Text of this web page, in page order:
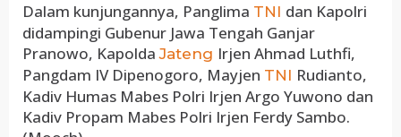
Dalam kunjungannya, Panglima TNI dan Kapolri
didampingi Gubenur Jawa Tengah Ganjar
Pranowo, KapoldaJateng Irjen Ahmad Luthfi,
Pangdam IV Dipenogoro, Mayjen TNI Rudianto,
Kadiv Humas Mabes Polri Irjen Argo Yuwono dan
Kadiv Propam Mabes Polri Irjen Ferdy Sambo.